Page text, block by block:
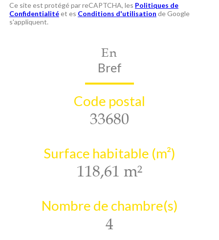
Ce site est protégé par reCAPTCHA, les Politiques de
Confidentialitéet es Conditions d'utilisation de Google
s'appliquent.
En
Bref
Code postal
33680
Surface habitable (m²)
118,61 m²
Nombre de chambre(s)
4